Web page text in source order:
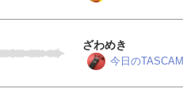
ざわめき
今日のTASCAM